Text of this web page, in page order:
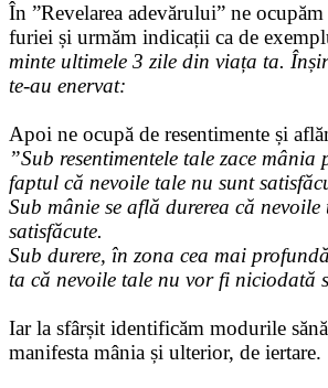
În ”Revelarea adevărului” ne ocupăm
furiei și urmăm indicații ca de
minte ultimele 3 zile din viața ta.
te-au enervat:
Apoi ne ocupă de resentimente și
”Sub resentimentele tale zace mânia
faptul că nevoile tale nu sunt
Sub mânie se află durerea că nevoile
satisfăcute.
Sub durere, în zona cea mai
ta că nevoile tale nu vor fi niciodată
Iar la sfârșit identificăm modurile
manifesta mânia și ulterior, de iertare.